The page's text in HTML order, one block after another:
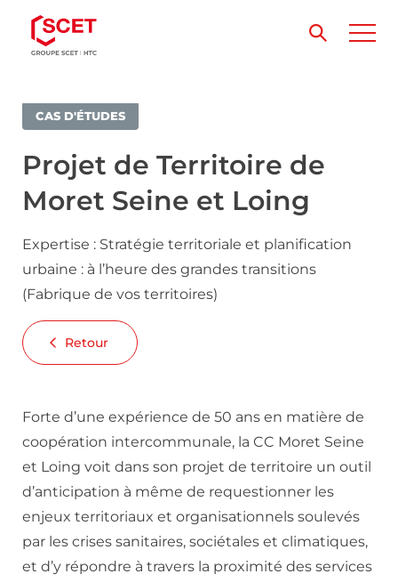
CAS D'ÉTUDES
Projet de Territoire de
Moret Seine et Loing
Expertise : Stratégie territoriale et planification
urbaine : à l’heure des grandes transitions
(Fabrique de vos territoires)
Retour
Forte d’une expérience de 50 ans en matière de
coopération intercommunale, la CC Moret Seine
et Loing voit dans son projet de territoire un outil
d’anticipation à même de requestionner les
enjeux territoriaux et organisationnels soulevés
par les crises sanitaires, sociétales et climatiques,
et d’y répondre à travers la proximité des services